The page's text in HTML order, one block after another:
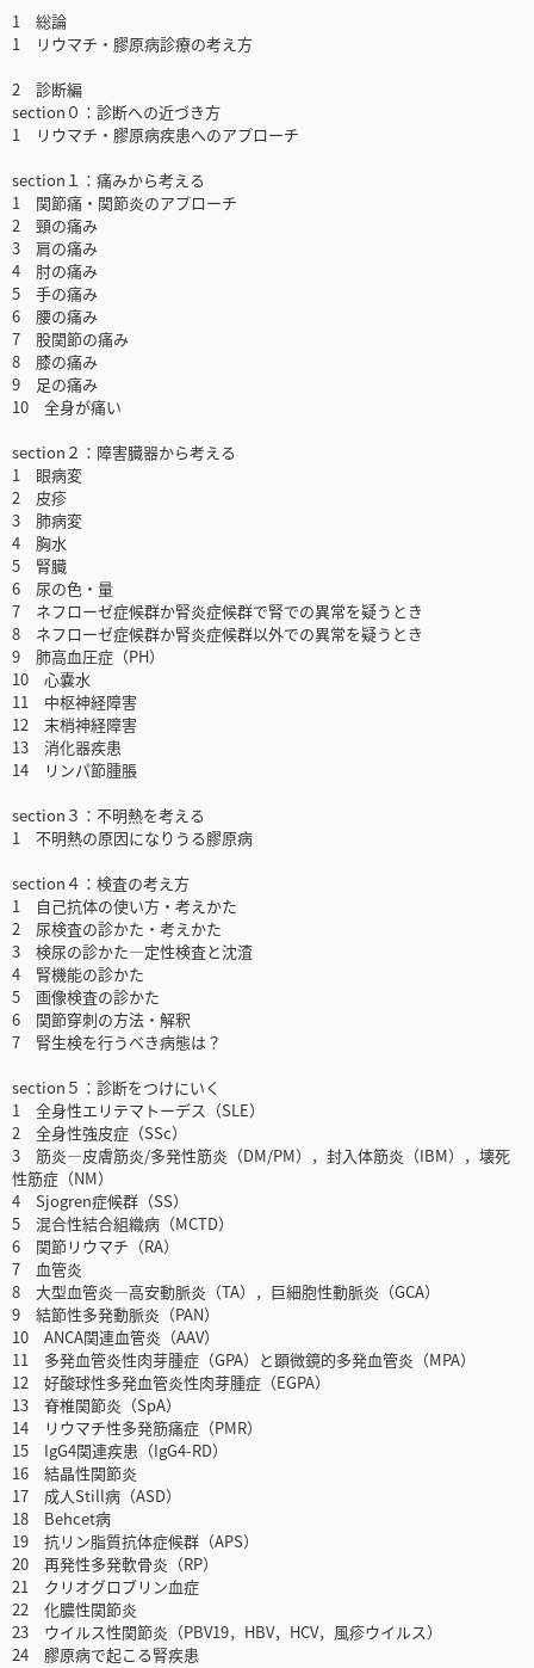
1 総論
1 リウマチ・膠原病診療の考え方
2 診断編
section０：診断への近づき方
1 リウマチ・膠原病疾患へのアプローチ
section１：痛みから考える
1 関節痛・関節炎のアプローチ
2 頸の痛み
3 肩の痛み
4 肘の痛み
5 手の痛み
6 腰の痛み
7 股関節の痛み
8 膝の痛み
9 足の痛み
10 全身が痛い
section２：障害臓器から考える
1 眼病変
2 皮疹
3 肺病変
4 胸水
5 腎臓
6 尿の色・量
7 ネフローゼ症候群か腎炎症候群で腎での異常を疑うとき
8 ネフローゼ症候群か腎炎症候群以外での異常を疑うとき
9 肺高血圧症（PH）
10 心嚢水
11 中枢神経障害
12 末梢神経障害
13 消化器疾患
14 リンパ節腫脹
section３：不明熱を考える
1 不明熱の原因になりうる膠原病
section４：検査の考え方
1 自己抗体の使い方・考えかた
2 尿検査の診かた・考えかた
3 検尿の診かた―定性検査と沈渣
4 腎機能の診かた
5 画像検査の診かた
6 関節穿刺の方法・解釈
7 腎生検を行うべき病態は？
section５：診断をつけにいく
1 全身性エリテマトーデス（SLE）
2 全身性強皮症（SSc）
3 筋炎―皮膚筋炎/多発性筋炎（DM/PM），封入体筋炎（IBM），壊死
性筋症（NM）
4 Sjogren症候群（SS）
5 混合性結合組織病（MCTD）
6 関節リウマチ（RA）
7 血管炎
8 大型血管炎―高安動脈炎（TA），巨細胞性動脈炎（GCA）
9 結節性多発動脈炎（PAN）
10 ANCA関連血管炎（AAV）
11 多発血管炎性肉芽腫症（GPA）と顕微鏡的多発血管炎（MPA）
12 好酸球性多発血管炎性肉芽腫症（EGPA）
13 脊椎関節炎（SpA）
14 リウマチ性多発筋痛症（PMR）
15 IgG4関連疾患（IgG4-RD）
16 結晶性関節炎
17 成人Still病（ASD）
18 Behcet病
19 抗リン脂質抗体症候群（APS）
20 再発性多発軟骨炎（RP）
21 クリオグロブリン血症
22 化膿性関節炎
23 ウイルス性関節炎（PBV19，HBV，HCV，風疹ウイルス）
24 膠原病で起こる腎疾患